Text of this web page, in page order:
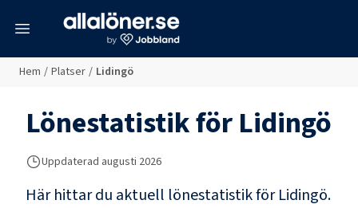
Hem / Platser / Lidingö
Lönestatistik förLidingö
Uppdaterad augusti 2026
Här hittar du aktuell lönestatistik för Lidingö.